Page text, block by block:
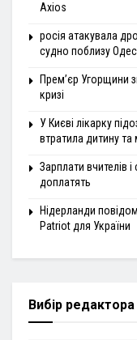
Axios
росія атакувала
судно поблизу
Прем’єр Угорщини
кризі
У Києві лікарку
втратила дитину та
Зарплати вчителів
доплатять
Нідерланди
Patriot для України
Вибір редактора